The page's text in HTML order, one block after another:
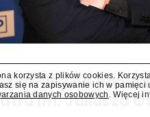
od
im. Juliusza
korzysta z plików cookies.
się na zapisywanie ich w
danych osobowych . Więcej